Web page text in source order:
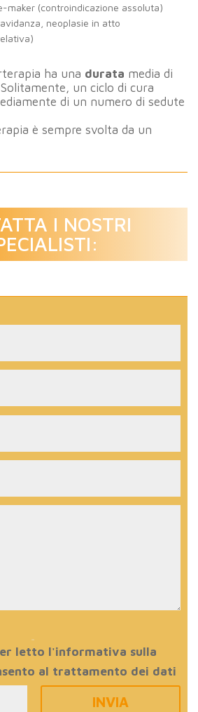
maker (controindicazione assoluta)
neoplasie in atto
ha una durata media di
un ciclo di cura
di un numero di sedute
è sempre svolta da un
I NOSTRI
letto l'informativa sulla
al trattamento dei dati
INVIA